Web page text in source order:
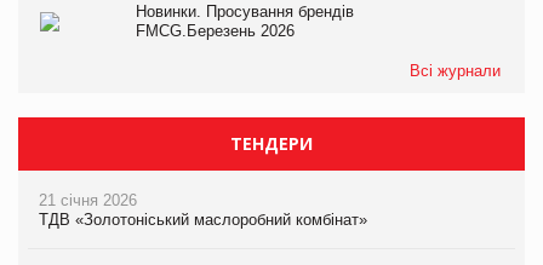
Новинки. Просування брендів
FMCG.Березень 2026
Всі журнали
ТЕНДЕРИ
21 січня 2026
ТДВ «Золотоніський маслоробний комбінат»